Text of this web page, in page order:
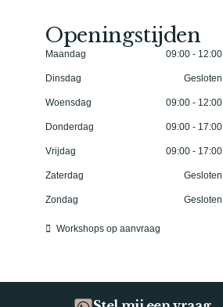
Openingstijden
Maandag 09:00 - 12:00
Dinsdag Gesloten
Woensdag 09:00 - 12:00
Donderdag 09:00 - 17:00
Vrijdag 09:00 - 17:00
Zaterdag Gesloten
Zondag Gesloten
Workshops op aanvraag